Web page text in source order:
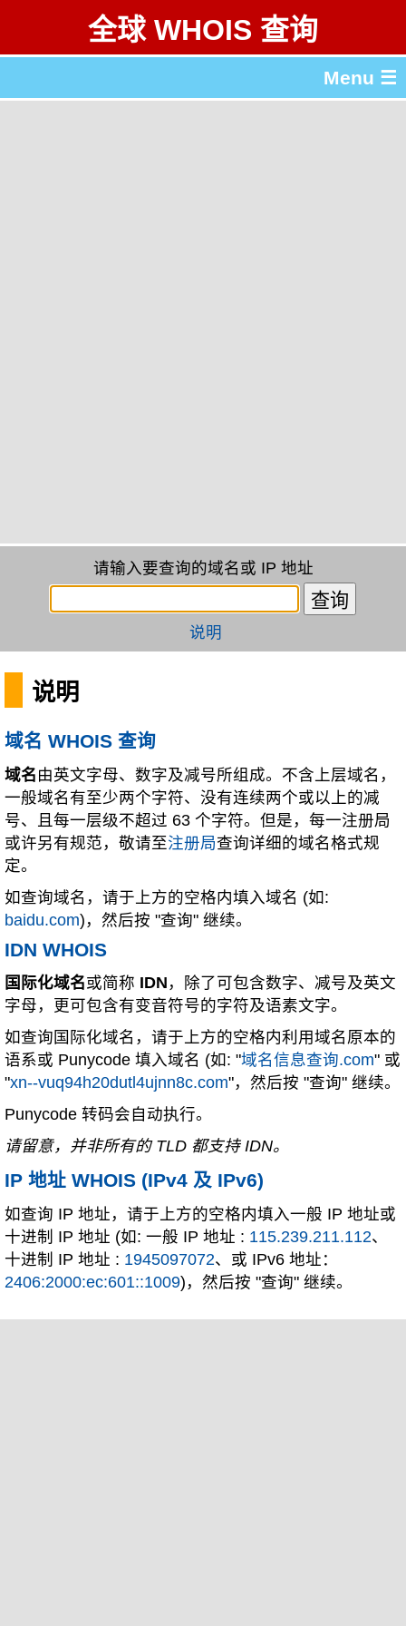
全球 WHOIS 查询
Menu ☰
请输入要查询的域名或 IP 地址
说明
说明
域名 WHOIS 查询
域名 由英文字母、数字及减号所组成。不含上层域名，
一般域名有至少两个字符、没有连续两个或以上的减
号、且每一层级不超过 63 个字符。但是，每一注册局
或许另有规范，敬请至注册局查询详细的域名格式规
定。
如查询域名，请于上方的空格内填入域名 (如:
baidu.com)，然后按 "查询" 继续。
IDN WHOIS
国际化域名或简称 IDN ，除了可包含数字、减号及英文
字母，更可包含有变音符号的字符及语素文字。
如查询国际化域名，请于上方的空格内利用域名原本的
语系或 Punycode 填入域名 (如: "域名信息查询.com" 或
"xn--vuq94h20dutl4ujnn8c.com"，然后按 "查询" 继续。
Punycode 转码会自动执行。
请留意，并非所有的 TLD 都支持 IDN。
IP 地址 WHOIS (IPv4 及 IPv6)
如查询 IP 地址，请于上方的空格内填入一般 IP 地址或
十进制 IP 地址 (如: 一般 IP 地址 : 115.239.211.112、
十进制 IP 地址 : 1945097072、或 IPv6 地址：
2406:2000:ec:601::1009)，然后按 "查询" 继续。